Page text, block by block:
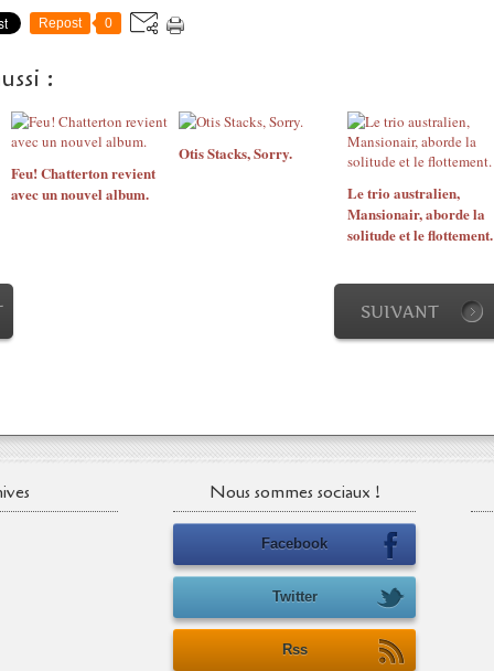
Repost 0
:
Feu! Chatterton revient
avec un nouvel album.
Otis Stacks, Sorry.
Le trio australien,
Mansionair, aborde la
solitude et le flottement.
SUIVANT
Nous sommes sociaux !
Facebook
Twitter
Rss